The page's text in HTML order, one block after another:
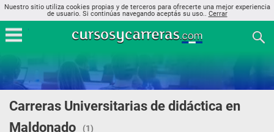
Nuestro sitio utiliza cookies propias y de terceros para ofrecerte una mejor experiencia
de usuario. Si continúas navegando aceptás su uso.. Cerrar
Carreras Universitarias de didáctica en
Maldonado
(1)